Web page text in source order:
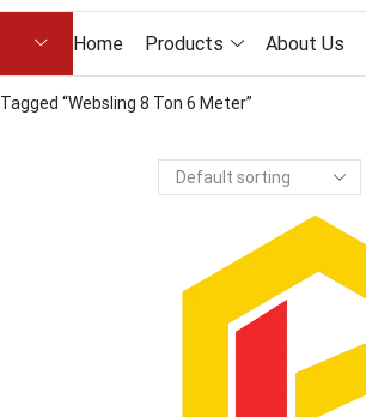
Home Products About Us
“websling 8 Ton 6 Meter”